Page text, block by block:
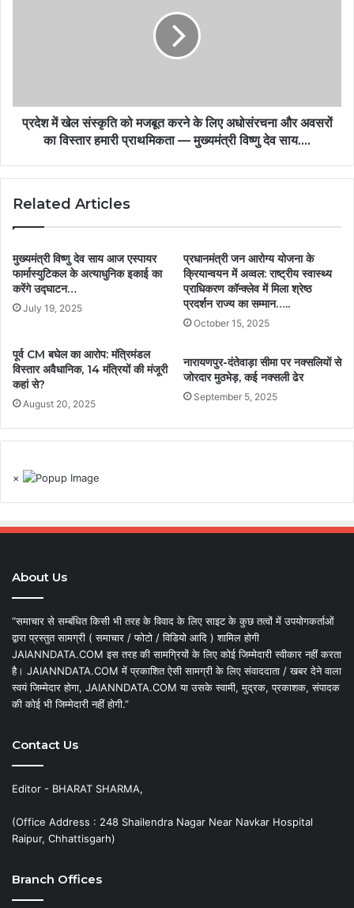
प्रदेश में खेल संस्कृति को मजबूत करने के लिए अधोसंरचना और अवसरों
का विस्तार हमारी प्राथमिकता — मुख्यमंत्री विष्णु देव साय….
Related Articles
मुख्यमंत्री विष्णु देव साय आज एस्पायर
फार्मास्युटिकल के अत्याधुनिक इकाई का
करेंगे उद्घाटन…
July 19, 2025
प्रधानमंत्री जन आरोग्य योजना के
क्रियान्वयन में अव्वल: राष्ट्रीय स्वास्थ्य
प्राधिकरण कॉन्क्लेव में मिला श्रेष्ठ
प्रदर्शन राज्य का सम्मान…..
October 15, 2025
पूर्व CM बघेल का आरोप: मंत्रिमंडल
विस्तार अवैधानिक, 14 मंत्रियों की मंजूरी
कहां से?
August 20, 2025
नारायणपुर-दंतेवाड़ा सीमा पर नक्सलियों से
जोरदार मुठभेड़, कई नक्सली ढेर
September 5, 2025
×
About Us
“समाचार से सम्बंधित किसी भी तरह के विवाद के लिए साइट के कुछ तत्वों में उपयोगकर्ताओं
द्वारा प्रस्तुत सामग्री ( समाचार / फोटो / विडियो आदि ) शामिल होगी
JAIANNDATA.COM इस तरह की सामग्रियों के लिए कोई जिम्मेदारी स्वीकार नहीं करता
है। JAIANNDATA.COM में प्रकाशित ऐसी सामग्री के लिए संवाददाता / खबर देने वाला
स्वयं जिम्मेदार होगा, JAIANNDATA.COM या उसके स्वामी, मुद्रक, प्रकाशक, संपादक
की कोई भी जिम्मेदारी नहीं होगी.”
Contact Us
Editor - BHARAT SHARMA,
(Office Address : 248 Shailendra Nagar Near Navkar Hospital
Raipur, Chhattisgarh)
Branch Offices